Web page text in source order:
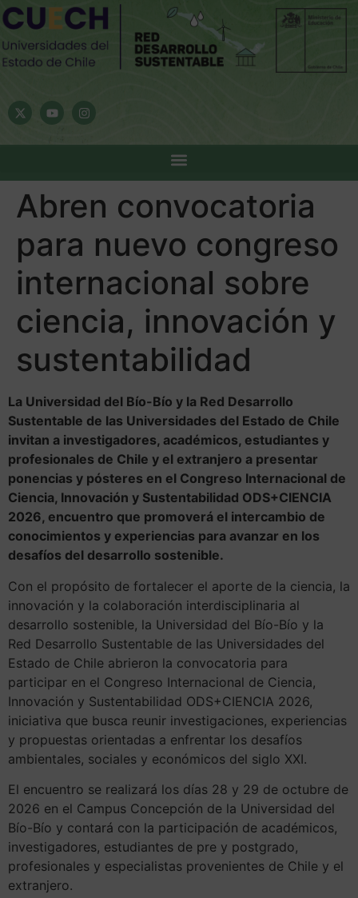
Abren convocatoria
para nuevo congreso
internacional sobre
ciencia, innovación y
sustentabilidad
La Universidad del Bío-Bío y la Red Desarrollo
Sustentable de las Universidades del Estado de Chile
invitan a investigadores, académicos, estudiantes y
profesionales de Chile y el extranjero a presentar
ponencias y pósteres en el Congreso Internacional de
Ciencia, Innovación y Sustentabilidad ODS+CIENCIA
2026, encuentro que promoverá el intercambio de
conocimientos y experiencias para avanzar en los
desafíos del desarrollo sostenible.
Con el propósito de fortalecer el aporte de la ciencia, la
innovación y la colaboración interdisciplinaria al
desarrollo sostenible, la Universidad del Bío-Bío y la
Red Desarrollo Sustentable de las Universidades del
Estado de Chile abrieron la convocatoria para
participar en el Congreso Internacional de Ciencia,
Innovación y Sustentabilidad ODS+CIENCIA 2026,
iniciativa que busca reunir investigaciones, experiencias
y propuestas orientadas a enfrentar los desafíos
ambientales, sociales y económicos del siglo XXI.
El encuentro se realizará los días 28 y 29 de octubre de
2026 en el Campus Concepción de la Universidad del
Bío-Bío y contará con la participación de académicos,
investigadores, estudiantes de pre y postgrado,
profesionales y especialistas provenientes de Chile y el
extranjero.